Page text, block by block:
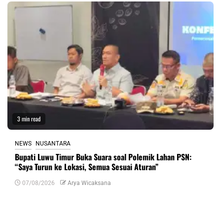
3 min read
NEWS NUSANTARA
Bupati Luwu Timur Buka Suara soal Polemik Lahan PSN:
“Saya Turun ke Lokasi, Semua Sesuai Aturan”
07/08/2026 Arya Wicaksana